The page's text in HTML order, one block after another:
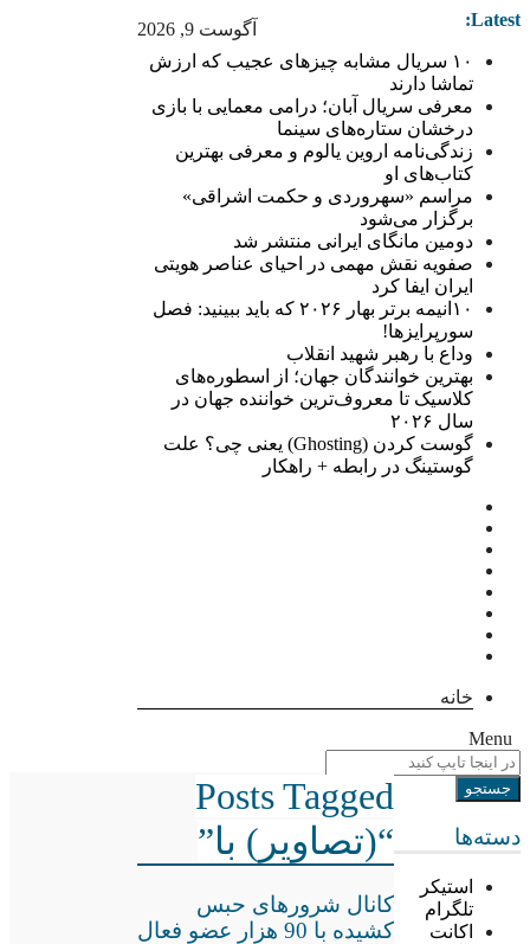
آگوست 9, 2026 Latest:
۱۰ سریال مشابه چیزهای عجیب که ارزش
تماشا دارند
معرفی سریال آبان؛ درامی معمایی با بازی
درخشان ستاره‌های سینما
زندگی‌نامه اروین یالوم و معرفی بهترین
کتاب‌های او
مراسم «سهروردی و حکمت اشراقی»
برگزار می‌شود
دومین مانگای ایرانی منتشر شد
صفویه نقش مهمی در احیای عناصر هویتی
ایران ایفا کرد
۱۰انیمه برتر بهار ۲۰۲۶ که باید ببینید: فصل
سورپرایزها!
وداع با رهبر شهید انقلاب
بهترین خوانندگان جهان؛ از اسطوره‌های
کلاسیک تا معروف‌ترین خواننده جهان در
سال ۲۰۲۶
گوست کردن (Ghosting) یعنی چی؟ علت
گوستینگ در رابطه + راهکار
خانه
Menu
دسته‌ها
استیکر
تلگرام
اکانت
Posts Tagged
“(تصاویر) با”
کانال شرورهای حبس
کشیده با 90 هزار عضو فعال